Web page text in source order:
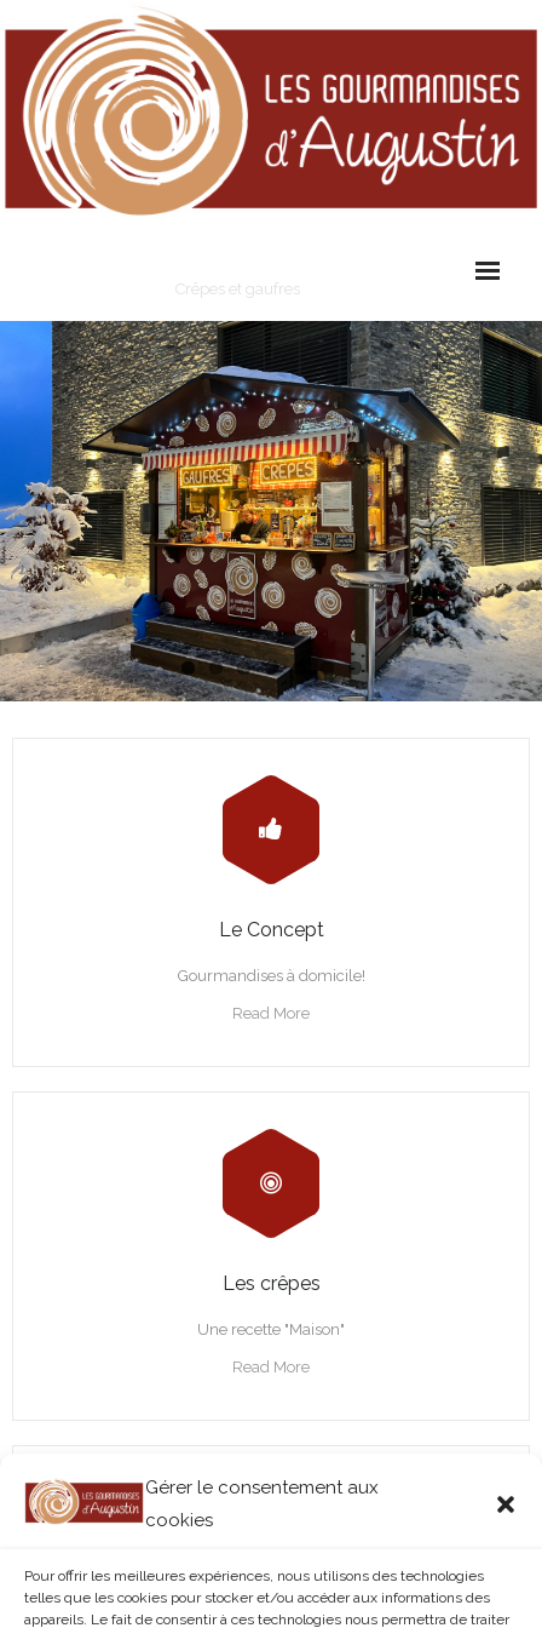
Gérer le consentement aux
cookies
Pour offrir les meilleures expériences, nous utilisons des technologies
telles que les cookies pour stocker et/ou accéder aux informations des
appareils. Le fait de consentir à ces technologies nous permettra de traiter
Crêpes et gaufres
Cart (0Items)
Le Concept
Gourmandises à domicile!
Read More
Les crêpes
Une recette "Maison"
Read More